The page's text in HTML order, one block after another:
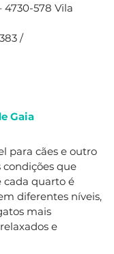
4730-578 Vila
/
Gaia
para cães e outro
condições que
cada quarto é
diferentes níveis,
mais
e